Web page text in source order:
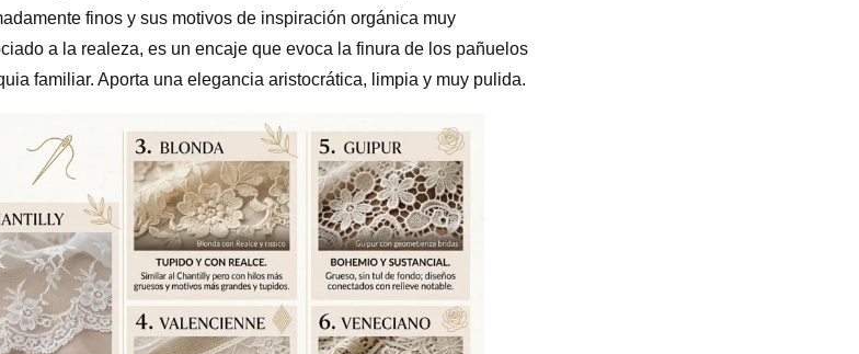
finos y sus motivos de inspiración orgánica muy
a la realeza, es un encaje que evoca la finura de los pañuelos
familiar. Aporta una elegancia aristocrática, limpia y muy pulida.